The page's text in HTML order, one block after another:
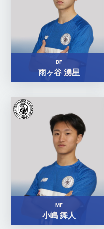
DF
雨ヶ谷 湧星
MF
小嶋 舞人